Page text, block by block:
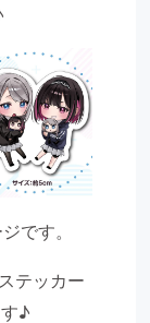
です。
テッカー
♪